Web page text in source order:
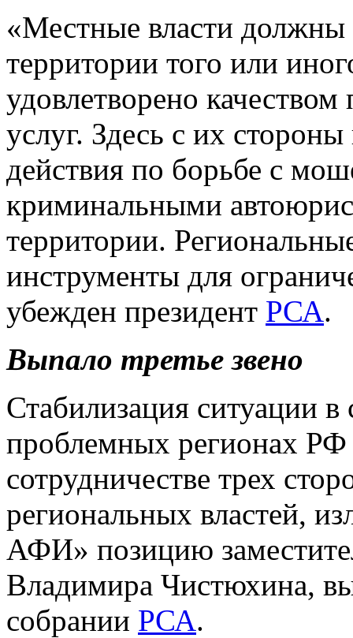
«Местные власти должны
территории того или
удовлетворено
услуг. Здесь с их
действия по борьбе с
криминальными
территории.
инструменты для
убежден президент РСА.
Выпало третье звено
Стабилизация ситуации
проблемных регионах РФ
сотрудничестве трех
региональных властей,
АФИ» позицию
Владимира Чистюхина,
собрании РСА.